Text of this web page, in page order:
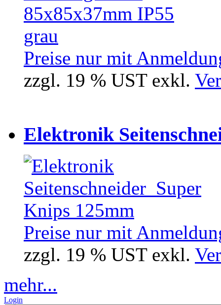
Preise nur mit
zzgl. 19 % UST exkl.
Elektronik
Preise nur mit
zzgl. 19 % UST exkl.
mehr...
Login